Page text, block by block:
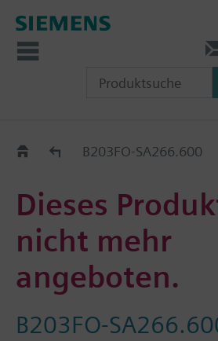
Old2NewB203FO-SA266.600
Dieses
nicht mehr
angeboten.
B203FO-